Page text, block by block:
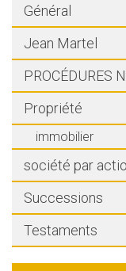
Général
Jean Martel
PROCÉDURES
Propriété
immobilier
société par
Successions
Testaments